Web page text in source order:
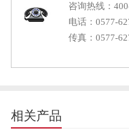
咨询热线：
电话：0577-
传真：0577-
相关产品